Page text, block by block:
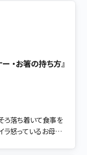
自然に使えるからこ
お箸に抵抗なく上手
・忙しいお母さん
食事のマナー）を
になります ・でき
「楽しむこ
わり お子さんもお母
楽しくなります！
事
今何から実践できる
継や、怒る時間にな
から、お子さんが出
実践】
事中の姿勢 ● お
・お箸の持ち方』
怒っているお母さん